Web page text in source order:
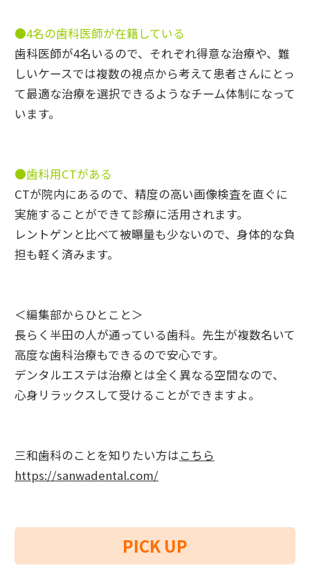
●4名の歯科医師が在籍している
歯科医師が4名いるので、それぞれ得意な治療や、難
しいケースでは複数の視点から考えて患者さんにとっ
て最適な治療を選択できるようなチーム体制になって
います。
●歯科用CTがある
CTが院内にあるので、精度の高い画像検査を直ぐに
実施することができて診療に活用されます。
レントゲンと比べて被曝量も少ないので、身体的な負
担も軽く済みます。
＜編集部からひとこと＞
長らく半田の人が通っている歯科。先生が複数名いて
高度な歯科治療もできるので安心です。
デンタルエステは治療とは全く異なる空間なので、
心身リラックスして受けることができますよ。
三和歯科のことを知りたい方はこちら
https://sanwadental.com/
PICK UP